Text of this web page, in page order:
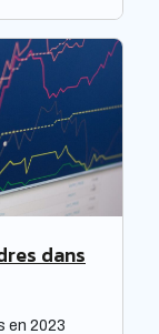
des
[…]
dans
en 2023